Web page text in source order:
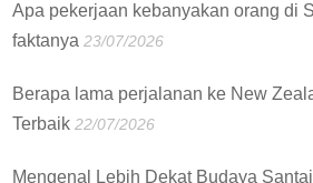
Apa pekerjaan kebanyakan orang di
faktanya 23/07/2026
Berapa lama perjalanan ke New
Terbaik 22/07/2026
Mengenal Lebih Dekat Budaya